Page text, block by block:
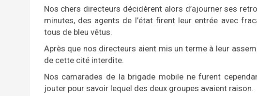
Nos chers directeurs décidèrent alors d’ajourner ses
minutes, des agents de l’état firent leur entrée avec
tous de bleu vêtus.
Après que nos directeurs aient mis un terme à leur
de cette cité interdite.
Nos camarades de la brigade mobile ne furent
jouter pour savoir lequel des deux groupes avaient raison.